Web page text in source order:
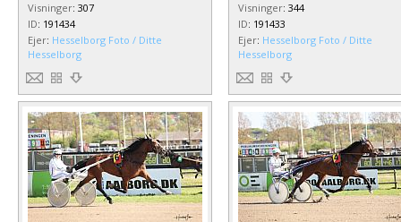
Visninger: 307
ID: 191434
Ejer: Hesselborg Foto / Ditte
Hesselborg
Visninger: 344
ID: 191433
Ejer: Hesselborg Foto / Ditte
Hesselborg